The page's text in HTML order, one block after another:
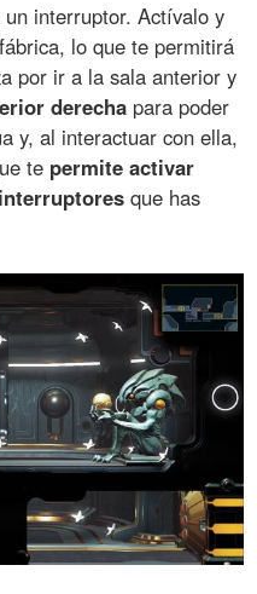
interruptor. Actívalo y
lo que te permitirá
por ir a la sala anterior y
derecha para poder
y, al interactuar con ella,
te permite activar
que has